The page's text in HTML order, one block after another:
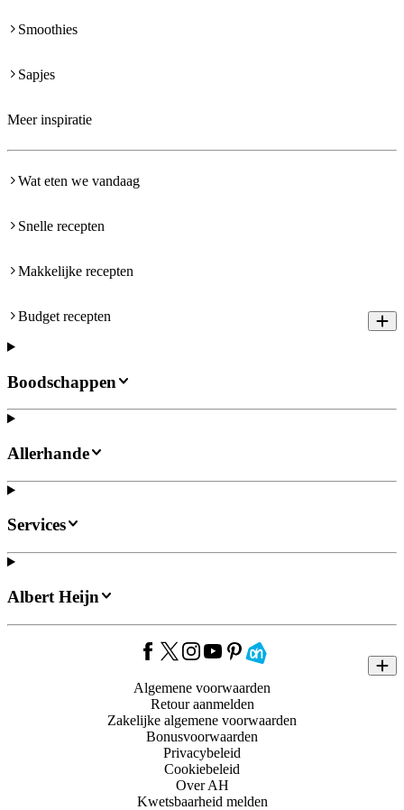
Smoothies
Sapjes
Meer inspiratie
Wat eten we vandaag
Snelle recepten
Makkelijke recepten
Budget recepten
Boodschappen
Allerhande
Services
Albert Heijn
Algemene voorwaarden
Retour aanmelden
Zakelijke algemene voorwaarden
Bonusvoorwaarden
Privacybeleid
Cookiebeleid
Over AH
Kwetsbaarheid melden